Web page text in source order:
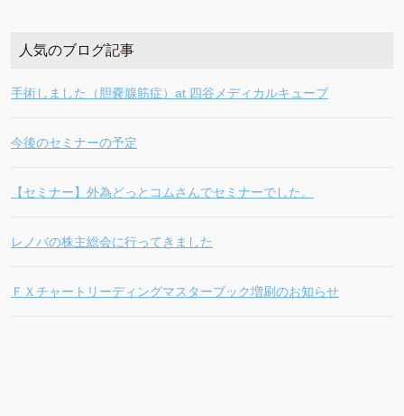
人気のブログ記事
手術しました（胆嚢腺筋症）at 四谷メディカルキューブ
今後のセミナーの予定
【セミナー】外為どっとコムさんでセミナーでした。
レノバの株主総会に行ってきました
ＦＸチャートリーディングマスターブック増刷のお知らせ